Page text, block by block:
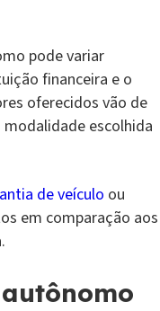
pode variar
financeira e o
oferecidos vão de
modalidade escolhida
de veículo ou
em comparação aos